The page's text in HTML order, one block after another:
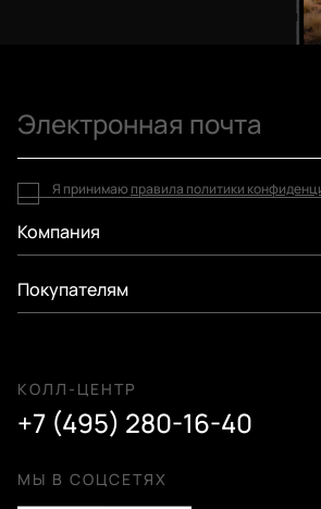
Компания
Покупателям
КОЛЛ-ЦЕНТР
+7 (495) 280-16-40
МЫ В СОЦСЕТЯХ
Я принимаю правила политики